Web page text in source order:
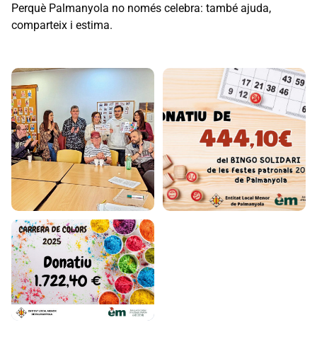
Perquè Palmanyola no només celebra: també ajuda,
comparteix i estima.